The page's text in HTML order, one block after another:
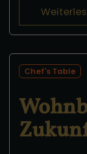
Chef's Table